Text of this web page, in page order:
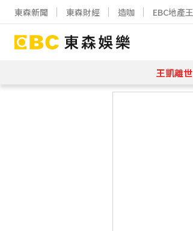
東森新聞 東森財經 造咖 EBC地產王
王凱離世